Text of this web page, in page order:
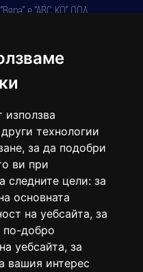
използва
технологии
за да подобри
ви при
следните цели: за
основната
на уебсайта, за
по-добро
уебсайта, за
вашия интерес
е "АВС КО" ООД,